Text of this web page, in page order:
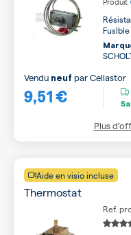
9,51 €
Vendu neuf parCellastor
Plus
Aide en visio incluse
Thermostat
Ref.